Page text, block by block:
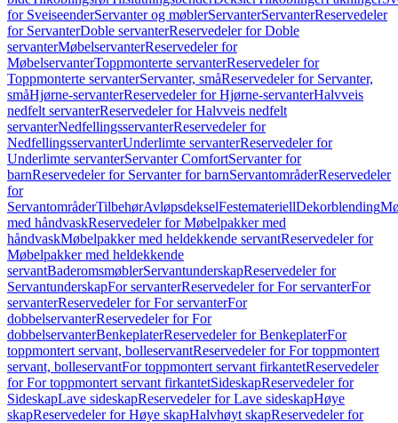
for SveiseenderServanter og møblerServanterServanterReservedeler
for ServanterDoble servanterReservedeler for Doble
servanterMøbelservanterReservedeler for
MøbelservanterToppmonterte servanterReservedeler for
Toppmonterte servanterServanter, småReservedeler for Servanter,
småHjørne-servanterReservedeler for Hjørne-servanterHalvveis
nedfelt servanterReservedeler for Halvveis nedfelt
servanterNedfellingsservanterReservedeler for
NedfellingsservanterUnderlimte servanterReservedeler for
Underlimte servanterServanter ComfortServanter for
barnReservedeler for Servanter for barnServantområderReservedeler
for
ServantområderTilbehørAvløpsdekselFestemateriellDekorblending
med håndvaskReservedeler for Møbelpakker med
håndvaskMøbelpakker med heldekkende servantReservedeler for
Møbelpakker med heldekkende
servantBaderomsmøblerServantunderskapReservedeler for
ServantunderskapFor servanterReservedeler for For servanterFor
servanterReservedeler for For servanterFor
dobbelservanterReservedeler for For
dobbelservanterBenkeplaterReservedeler for BenkeplaterFor
toppmontert servant, bolleservantReservedeler for For toppmontert
servant, bolleservantFor toppmontert servant firkantetReservedeler
for For toppmontert servant firkantetSideskapReservedeler for
SideskapLave sideskapReservedeler for Lave sideskapHøye
skapReservedeler for Høye skapHalvhøyt skapReservedeler for